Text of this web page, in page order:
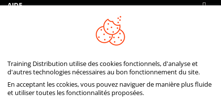
Training Distribution utilise des cookies fonctionnels, d'analyse et
d'autres technologies nécessaires au bon fonctionnement du site.
En acceptant les ccokies, vous pouvez naviguer de manière plus fluide
et utiliser toutes les fonctionnalités proposées.
AIDE